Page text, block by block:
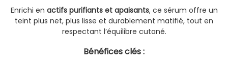
Enrichi en actifs purifiants et apaisants, ce sérum offre un
teint plus net, plus lisse et durablement matifié, tout en
respectant l’équilibre cutané.
Bénéfices clés: